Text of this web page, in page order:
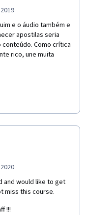
e o áudio também e
apostilas seria
Como crítica
rico, une muita
and would like to get
miss this course.
!!!